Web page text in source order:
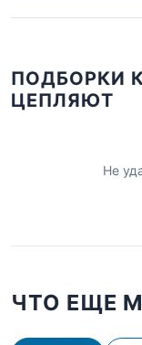
ПОДБОРКИ
ЦЕПЛЯЮТ
Не
ЧТО ЕЩЕ